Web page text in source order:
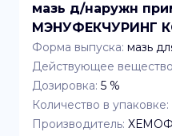
мазь д/наружн
МЭНУФЕКЧУРИНГ
Форма выпуска: мазь
Действующее
Дозировка: 5 %
Количество в упаковке:
Производитель: